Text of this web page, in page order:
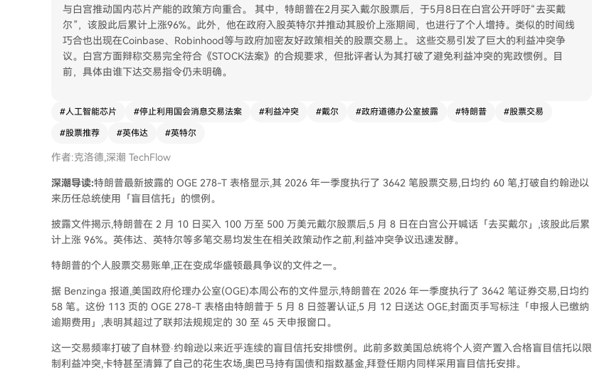
与白宫推动国内芯片产能的政策方向重合。 其中，特朗普在2月买入戴尔股票后，于5月8日在白宫公开呼吁“去买戴
尔”，该股此后累计上涨96%。此外，他在政府入股英特尔并推动其股价上涨期间，也进行了个人增持。类似的时间线
巧合也出现在Coinbase、Robinhood等与政府加密友好政策相关的股票交易上。 这些交易引发了巨大的利益冲突争
议。白宫方面辩称交易完全符合《STOCK法案》的合规要求，但批评者认为其打破了避免利益冲突的宪政惯例。目
前，具体由谁下达交易指令仍未明确。
#人工智能芯片 #停止利用国会消息交易法案 #利益冲突 #戴尔 #政府道德办公室披露 #特朗普 #股票交易
#股票推荐 #英伟达 #英特尔
作者:克洛德,深潮 TechFlow
深潮导读:特朗普最新披露的 OGE 278-T 表格显示,其 2026 年一季度执行了 3642 笔股票交易,日均约 60 笔,打破自约翰逊以
来历任总统使用「盲目信托」的惯例。
披露文件揭示,特朗普在 2 月 10 日买入 100 万至 500 万美元戴尔股票后,5 月 8 日在白宫公开喊话「去买戴尔」,该股此后累
计上涨 96%。英伟达、英特尔等多笔交易均发生在相关政策动作之前,利益冲突争议迅速发酵。
特朗普的个人股票交易账单,正在变成华盛顿最具争议的文件之一。
据 Benzinga 报道,美国政府伦理办公室(OGE)本周公布的文件显示,特朗普在 2026 年一季度执行了 3642 笔证券交易,日均约
58 笔。这份 113 页的 OGE 278-T 表格由特朗普于 5 月 8 日签署认证,5 月 12 日送达 OGE,封面页手写标注「申报人已缴纳
逾期费用」,表明其超过了联邦法规规定的 30 至 45 天申报窗口。
这一交易频率打破了自林登·约翰逊以来近乎连续的盲目信托安排惯例。此前多数美国总统将个人资产置入合格盲目信托以限
制利益冲突,卡特甚至清算了自己的花生农场,奥巴马持有国债和指数基金,拜登任期内同样采用盲目信托安排。